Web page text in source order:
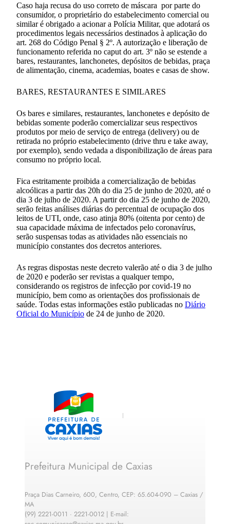
Caso haja recusa do uso correto de máscara por parte do
consumidor, o proprietário do estabelecimento comercial ou
similar é obrigado a acionar a Polícia Militar, que adotará os
procedimentos legais necessários destinados à aplicação do
art. 268 do Código Penal § 2º. A autorização e liberação de
funcionamento referida no caput do art. 3º não se estende a
bares, restaurantes, lanchonetes, depósitos de bebidas, praça
de alimentação, cinema, academias, boates e casas de show.
BARES, RESTAURANTES E SIMILARES
Os bares e similares, restaurantes, lanchonetes e depósito de
bebidas somente poderão comercializar seus respectivos
produtos por meio de serviço de entrega (delivery) ou de
retirada no próprio estabelecimento (drive thru e take away,
por exemplo), sendo vedada a disponibilização de áreas para
consumo no próprio local.
Fica estritamente proibida a comercialização de bebidas
alcoólicas a partir das 20h do dia 25 de junho de 2020, até o
dia 3 de julho de 2020. A partir do dia 25 de junho de 2020,
serão feitas análises diárias do percentual de ocupação dos
leitos de UTI, onde, caso atinja 80% (oitenta por cento) de
sua capacidade máxima de infectados pelo coronavírus,
serão suspensas todas as atividades não essenciais no
município constantes dos decretos anteriores.
As regras dispostas neste decreto valerão até o dia 3 de julho
de 2020 e poderão ser revistas a qualquer tempo,
considerando os registros de infecção por covid-19 no
município, bem como as orientações dos profissionais de
saúde. Todas estas informações estão publicadas no Diário
Oficial do Município de 24 de junho de 2020.
Prefeitura Municipal de Caxias
Praça Dias Carneiro, 600, Centro, CEP: 65.604-090 – Caxias /
MA
(99) 2221-0011 · 2221-0012 | E-mail: